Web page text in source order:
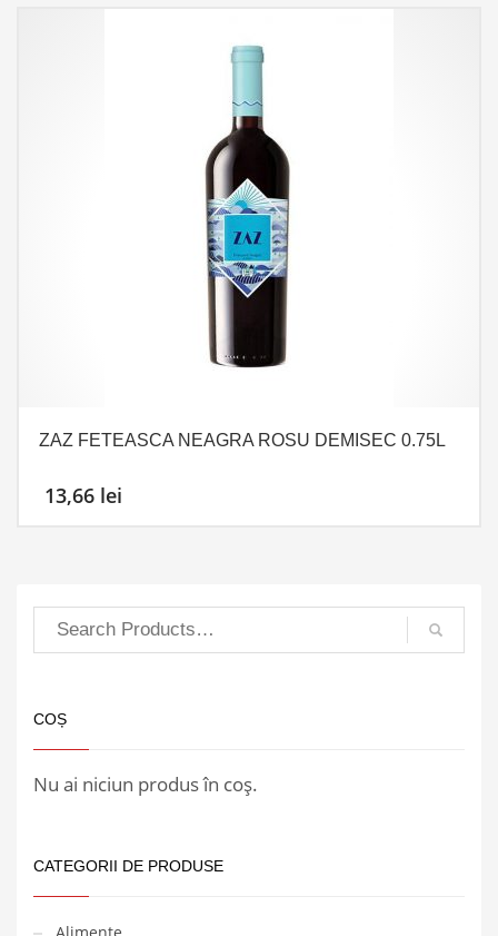
ZAZ FETEASCA NEAGRA ROSU DEMISEC 0.75L
13,66 lei
COȘ
Nu ai niciun produs în coș.
CATEGORII DE PRODUSE